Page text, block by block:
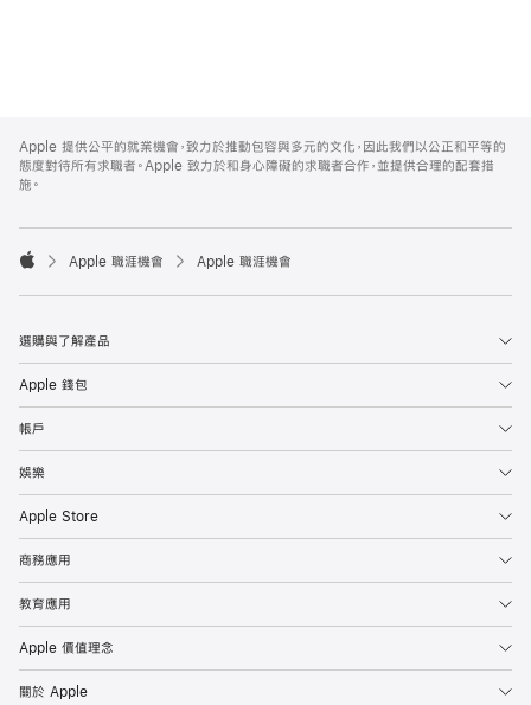
Footer
Apple 提供公平的就業機會，致力於推動包容與多元的文化，因此我們以公正和平等的
態度對待所有求職者。Apple 致力於和身心障礙的求職者合作，並提供合理的配套措
施。

Apple 職涯機會 Apple 職涯機會
選購與了解產品
Apple 錢包
帳戶
娛樂
Apple Store
商務應用
教育應用
Apple 價值理念
關於 Apple